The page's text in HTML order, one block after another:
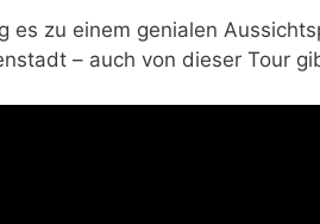
zu einem genialen
– auch von dieser Tour